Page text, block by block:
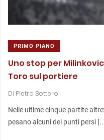
PRIMO PIANO
Uno stop per
Toro sul portiere
Di Pietro Bottero
Nelle ultime cinque partite
pesano alcuni dei punti persi